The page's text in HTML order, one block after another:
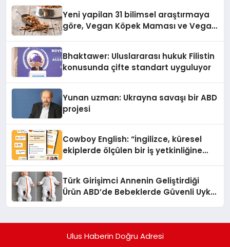
Yeni yapilan 31 bilimsel araştırmaya
göre, Vegan Köpek Maması ve Vegan
Bhaktawer: Uluslararası hukuk Filistin
konusunda çifte standart uyguluyor
Yunan uzman: Ukrayna savaşı bir ABD
projesi
Cowboy English: “İngilizce, küresel
ekiplerde ölçülen bir iş yetkinliğine
Türk Girişimci Annenin Geliştirdiği
Ürün ABD’de Bebeklerde Güvenli Uyku
Ulus Haberin Doğru Adresi